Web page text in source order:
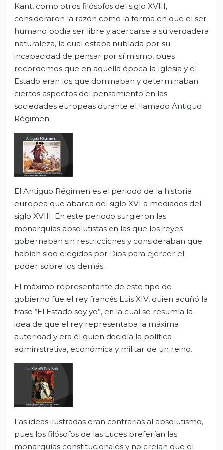
Kant, como otros filósofos del siglo XVIII,
consideraron la razón como la forma en que el ser
humano podía ser libre y acercarse a su verdadera
naturaleza, la cual estaba nublada por su
incapacidad de pensar por sí mismo, pues
recordemos que en aquella época la Iglesia y el
Estado eran los que dominaban y determinaban
ciertos aspectos del pensamiento en las
sociedades europeas durante el llamado Antiguo
Régimen.
El Antiguo Régimen es el periodo de la historia
europea que abarca del siglo XVI a mediados del
siglo XVIII. En este periodo surgieron las
monarquías absolutistas en las que los reyes
gobernaban sin restricciones y consideraban que
habían sido elegidos por Dios para ejercer el
poder sobre los demás.
El máximo representante de este tipo de
gobierno fue el rey francés Luis XIV, quien acuñó la
frase “El Estado soy yo”, en la cual se resumía la
idea de que el rey representaba la máxima
autoridad y era él quien decidía la política
administrativa, económica y militar de un reino.
Las ideas ilustradas eran contrarias al absolutismo,
pues los filósofos de las Luces preferían las
monarquías constitucionales y no creían que el